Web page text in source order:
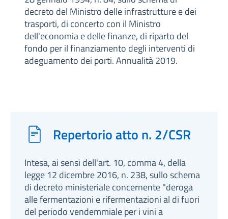
decreto del Ministro delle infrastrutture e dei
trasporti, di concerto con il Ministro
dell'economia e delle finanze, di riparto del
fondo per il finanziamento degli interventi di
adeguamento dei porti. Annualità 2019.
Repertorio atto n. 2/CSR
Intesa, ai sensi dell'art. 10, comma 4, della
legge 12 dicembre 2016, n. 238, sullo schema
di decreto ministeriale concernente "deroga
alle fermentazioni e rifermentazioni al di fuori
del periodo vendemmiale per i vini a